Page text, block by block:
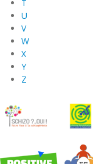
T
U
V
W
X
Y
Z